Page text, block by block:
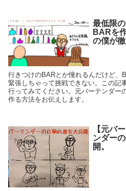
最低限
BARを
の僕が
行きつけのBARとか憧れるんだけど、
緊張しちゃって挑戦できない。この記
行ってみてください。元バーテンダー
作る方法をお伝えします。
【元バ
ンダー
開。